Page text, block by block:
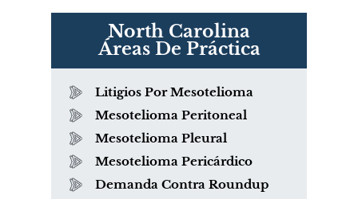
North Carolina
Áreas De Práctica
Litigios Por Mesotelioma
Mesotelioma Peritoneal
Mesotelioma Pleural
Mesotelioma Pericárdico
Demanda Contra Roundup